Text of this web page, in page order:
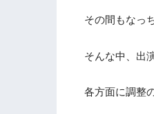
その間もなっ
そんな中、出
各方面に調整